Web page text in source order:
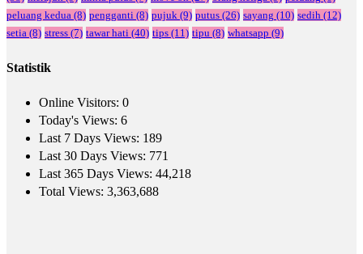
peluang kedua (8) pengganti (8) pujuk (9) putus (26) sayang (10) sedih (12)
setia (8) stress (7) tawar hati (40) tips (11) tipu (8) whatsapp (9)
Statistik
Online Visitors: 0
Today's Views: 6
Last 7 Days Views: 189
Last 30 Days Views: 771
Last 365 Days Views: 44,218
Total Views: 3,363,688